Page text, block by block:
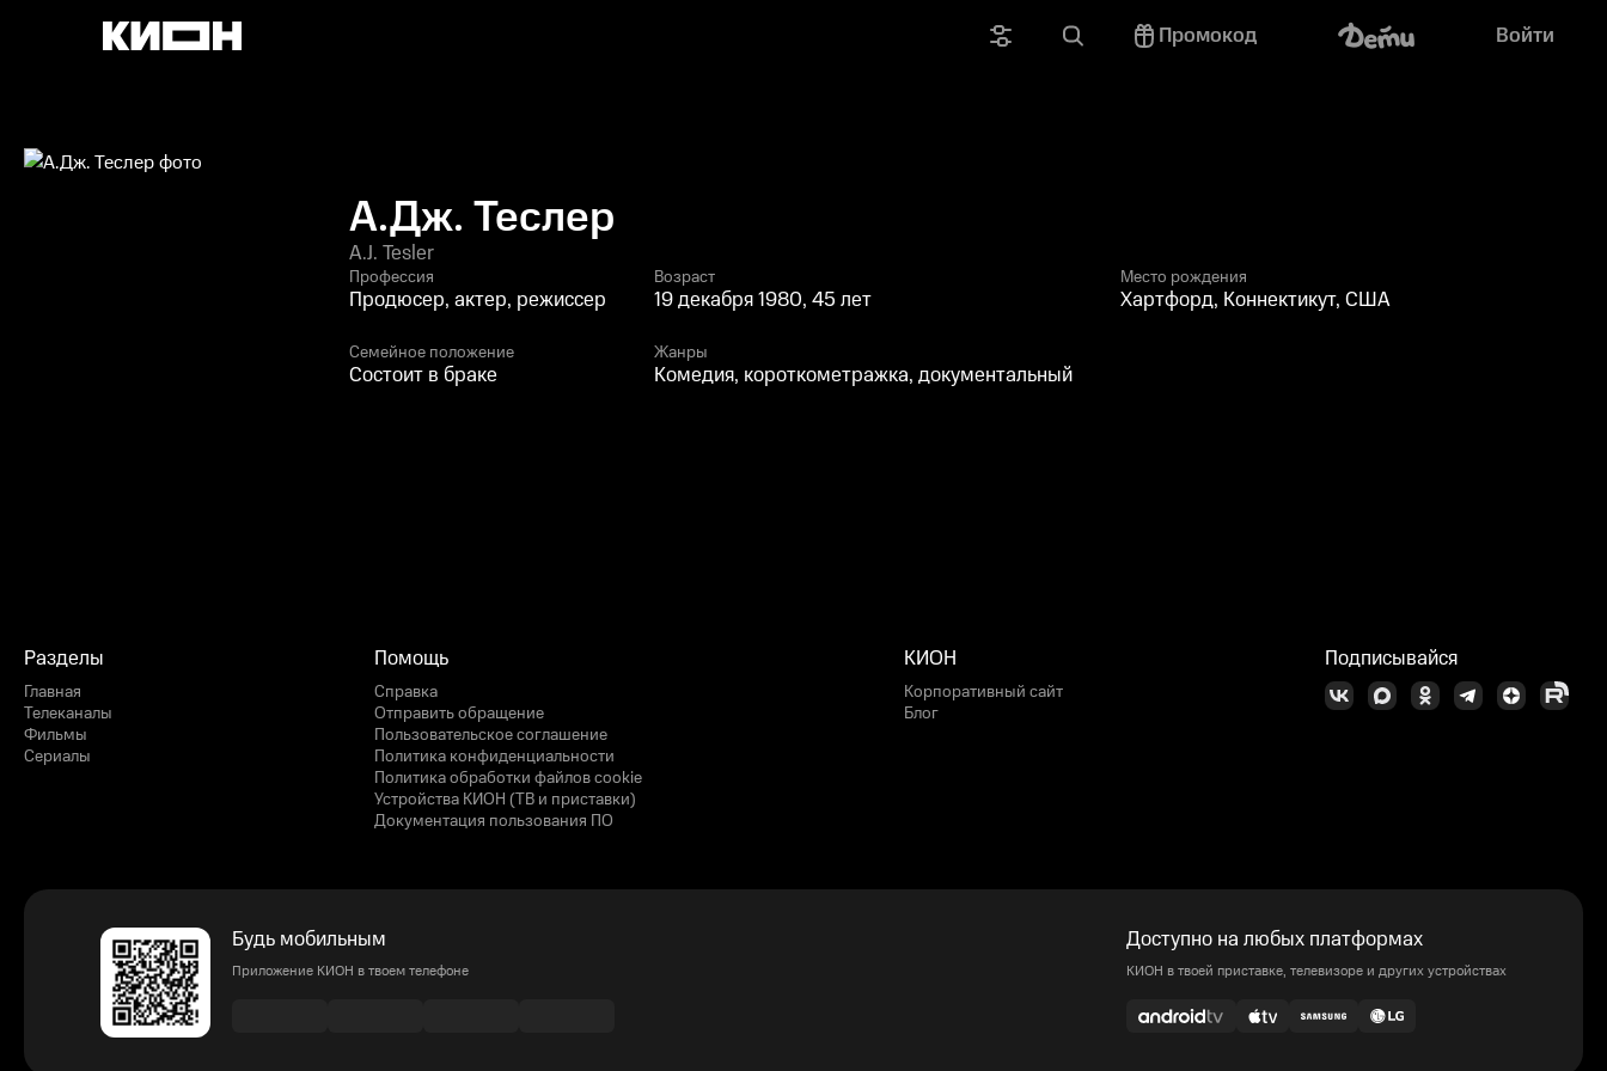
Промокод Войти
А.Дж. Теслер
A.J. Tesler
Профессия
Продюсер, актер, режиссер
Возраст
19 декабря 1980, 45 лет
Место рождения
Хартфорд, Коннектикут, США
Семейное положение
Состоит в браке
Жанры
Комедия, короткометражка, документальный
Разделы
Главная
Телеканалы
Фильмы
Сериалы
Помощь
Справка
Отправить обращение
Пользовательское соглашение
Политика конфиденциальности
Политика обработки файлов cookie
Устройства КИОН (ТВ и приставки)
Документация пользования ПО
КИОН
Корпоративный сайт
Блог
Подписывайся
Будь мобильным
Приложение КИОН в твоем телефоне
Доступно на любых платформах
КИОН в твоей приставке, телевизоре и других устройствах